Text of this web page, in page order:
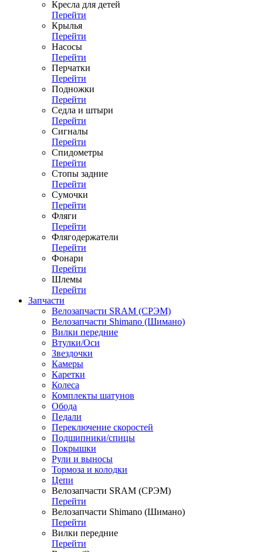
Кресла для детей
Перейти
Крылья
Перейти
Насосы
Перейти
Перчатки
Перейти
Подножки
Перейти
Седла и штыри
Перейти
Сигналы
Перейти
Спидометры
Перейти
Стопы задние
Перейти
Сумочки
Перейти
Фляги
Перейти
Флягодержатели
Перейти
Фонари
Перейти
Шлемы
Перейти
Запчасти
Велозапчасти SRAM (СРЭМ)
Велозапчасти Shimano (Шимано)
Вилки передние
Втулки/Оси
Звездочки
Камеры
Каретки
Колеса
Комплекты шатунов
Обода
Педали
Переключение скоростей
Подшипники/спицы
Покрышки
Рули и выносы
Тормоза и колодки
Цепи
Велозапчасти SRAM (СРЭМ)
Перейти
Велозапчасти Shimano (Шимано)
Перейти
Вилки передние
Перейти